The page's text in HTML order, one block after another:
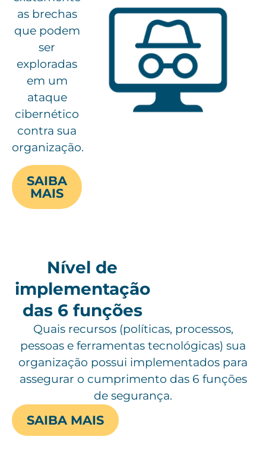
as brechas
que podem
ser
exploradas
em um
ataque
cibernético
contra sua
organização.
SAIBA
MAIS
Nível de
implementação
das 6 funções
Quais recursos (políticas, processos,
pessoas e ferramentas tecnológicas) sua
organização possui implementados para
assegurar o cumprimento das 6 funções
de segurança.
SAIBA MAIS